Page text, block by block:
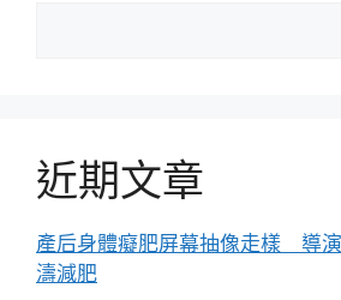
近期文章
產后身體癡肥屏幕抽像走樣 導
濤減肥